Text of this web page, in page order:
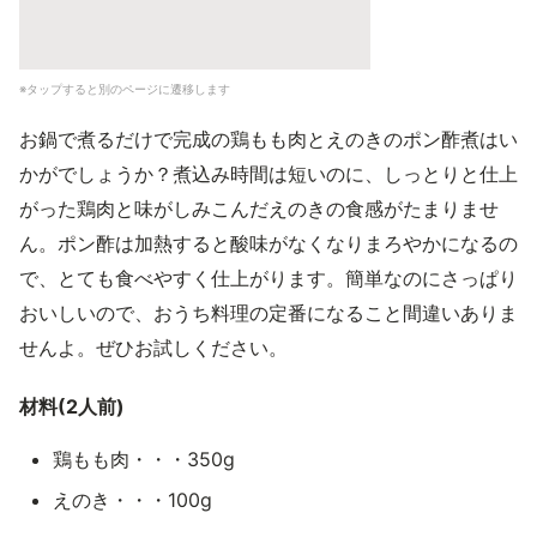
※タップすると別のページに遷移します
お鍋で煮るだけで完成の鶏もも肉とえのきのポン酢煮はい
かがでしょうか？煮込み時間は短いのに、しっとりと仕上
がった鶏肉と味がしみこんだえのきの食感がたまりませ
ん。ポン酢は加熱すると酸味がなくなりまろやかになるの
で、とても食べやすく仕上がります。簡単なのにさっぱり
おいしいので、おうち料理の定番になること間違いありま
せんよ。ぜひお試しください。
材料(2人前)
鶏もも肉・・・350g
えのき・・・100g